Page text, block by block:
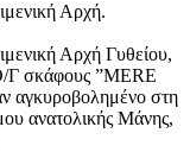
Αρχή.
Αρχή Γυθείου,
Γ σκάφους ”MERE
αγκυροβολημένο στη
ανατολικής Μάνης,